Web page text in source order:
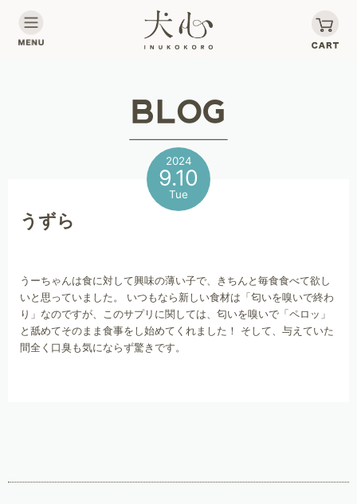
2024
9.10
Tue
うずら
うーちゃんは食に対して興味の薄い子で、きちんと毎食食べて欲し
いと思っていました。 いつもなら新しい食材は「匂いを嗅いで終わ
り」なのですが、このサプリに関しては、匂いを嗅いで「ペロッ」
と舐めてそのまま食事をし始めてくれました！ そして、与えていた
間全く口臭も気にならず驚きです。